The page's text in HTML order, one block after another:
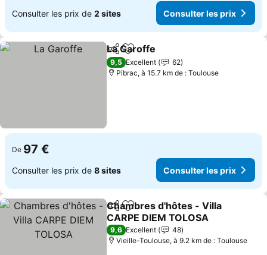
Consulter les prix de 2 sites Consulter les prix
PartagerAjouter à mes favoris
La Garoffe
9,5 Excellent
62
Pibrac, à 15.7 km de : Toulouse
De 97 €
Consulter les prix de 8 sites Consulter les prix
PartagerAjouter à mes favoris
Chambres d'hôtes - Villa
CARPE DIEM TOLOSA
9,6 Excellent
48
Vieille-Toulouse, à 9.2 km de : Toulouse